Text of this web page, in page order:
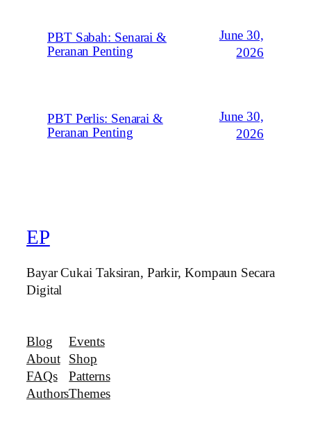
PBT Sabah: Senarai &
Peranan Penting
June 30,
2026
PBT Perlis: Senarai &
Peranan Penting
June 30,
2026
EP
Bayar Cukai Taksiran, Parkir, Kompaun Secara
Digital
Blog
About
FAQs
Authors
Events
Shop
Patterns
Themes